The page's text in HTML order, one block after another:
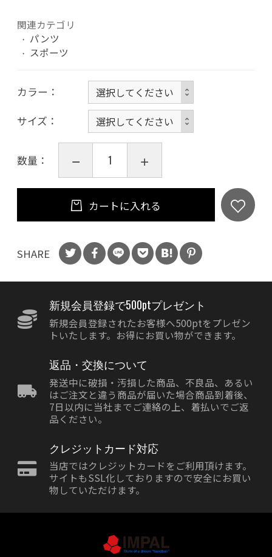
関連カテゴリ
パンツ
スポーツ
カラー
サイズ
数量：
カートに入れる
SHARE
新規会員登録で500ptプレゼント
新規会員登録されたお客様へ500ptをプレゼン
トいたします。お得にお買い物ができます。
返品・交換について
発送中に破損・汚損した商品、不良品、あるい
はご注文と違う商品が届いた場合商品到着後、
7日以内に当社までご連絡の上、着払いでご返
品ください。
クレジットカード対応
当店ではクレジットカードをご利用頂けます。
サイトもSSL化しておりますので安全にお買い
物していただけます。